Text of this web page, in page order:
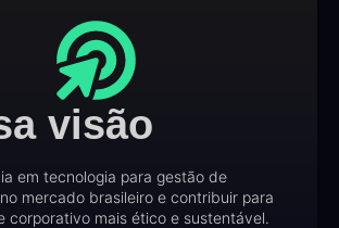
visão
em tecnologia para gestão de
mercado brasileiro e contribuir para
corporativo mais ético e sustentável.